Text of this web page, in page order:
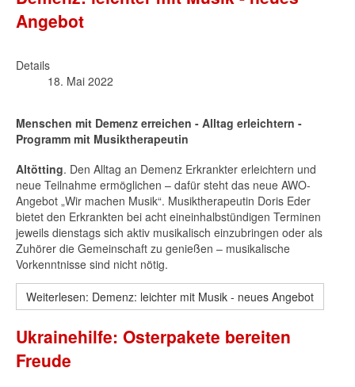
Angebot
Details
18. Mai 2022
Menschen mit Demenz erreichen - Alltag erleichtern -
Programm mit Musiktherapeutin
Altötting. Den Alltag an Demenz Erkrankter erleichtern und
neue Teilnahme ermöglichen – dafür steht das neue AWO-
Angebot „Wir machen Musik“. Musiktherapeutin Doris Eder
bietet den Erkrankten bei acht eineinhalbstündigen Terminen
jeweils dienstags sich aktiv musikalisch einzubringen oder als
Zuhörer die Gemeinschaft zu genießen – musikalische
Vorkenntnisse sind nicht nötig.
Weiterlesen: Demenz: leichter mit Musik - neues Angebot
Ukrainehilfe: Osterpakete bereiten
Freude